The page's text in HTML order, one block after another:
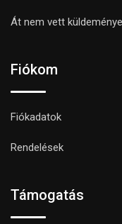
Át nem vett
Fiókom
Fiókadatok
Rendelések
Támogatás